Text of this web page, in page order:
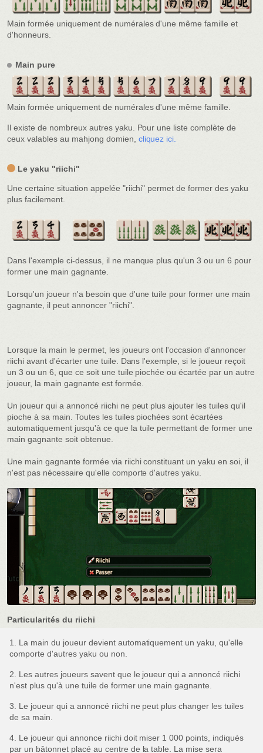
Main formée uniquement de numérales d'une même famille et
d'honneurs.
Main pure
Main formée uniquement de numérales d'une même famille.
Il existe de nombreux autres yaku. Pour une liste complète de
ceux valables au mahjong domien, cliquez ici.
Le yaku "riichi"
Une certaine situation appelée "riichi" permet de former des yaku
plus facilement.
Dans l'exemple ci-dessus, il ne manque plus qu'un 3 ou un 6 pour
former une main gagnante.
Lorsqu'un joueur n'a besoin que d'une tuile pour former une main
gagnante, il peut annoncer "riichi".
Lorsque la main le permet, les joueurs ont l'occasion d'annoncer
riichi avant d'écarter une tuile. Dans l'exemple, si le joueur reçoit
un 3 ou un 6, que ce soit une tuile piochée ou écartée par un autre
joueur, la main gagnante est formée.
Un joueur qui a annoncé riichi ne peut plus ajouter les tuiles qu'il
pioche à sa main. Toutes les tuiles piochées sont écartées
automatiquement jusqu'à ce que la tuile permettant de former une
main gagnante soit obtenue.
Une main gagnante formée via riichi constituant un yaku en soi, il
n'est pas nécessaire qu'elle comporte d'autres yaku.
Particularités du riichi
1. La main du joueur devient automatiquement un yaku, qu'elle
comporte d'autres yaku ou non.
2. Les autres joueurs savent que le joueur qui a annoncé riichi
n'est plus qu'à une tuile de former une main gagnante.
3. Le joueur qui a annoncé riichi ne peut plus changer les tuiles
de sa main.
4. Le joueur qui annonce riichi doit miser 1 000 points, indiqués
par un bâtonnet placé au centre de la table. La mise sera